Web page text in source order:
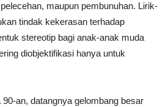
maupun pembunuhan. Lirik-
tindak kekerasan terhadap
stereotip bagi anak-anak muda
diobjektifikasi hanya untuk
an, datangnya gelombang besar